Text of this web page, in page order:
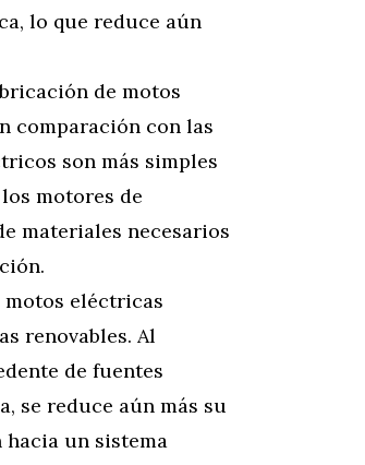
lo que reduce aún
de motos
comparación con las
son más simples
motores de
materiales necesarios
motos eléctricas
renovables. Al
de fuentes
se reduce aún más su
un sistema